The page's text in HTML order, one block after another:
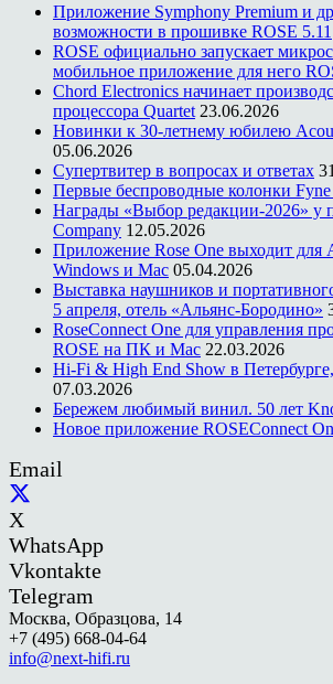
Приложение Symphony Premium и
возможности в прошивке ROSE 5.11
ROSE официально запускает
мобильное приложение для него
Chord Electronics начинает
процессора Quartet 23.06.2026
Новинки к 30-летнему юбилею
05.06.2026
Супертвитер в вопросах и ответах
Первые беспроводные колонки
Награды «Выбор редакции-2026» у
Company 12.05.2026
Приложение Rose One выходит для
Windows и Mac 05.04.2026
Выставка наушников и
5 апреля, отель «Альянс-Бородино»
RoseConnect One для управления
ROSE на ПК и Mac 22.03.2026
Hi-Fi & High End Show в
07.03.2026
Бережем любимый винил. 50 лет
Новое приложение ROSEConnect
Email
X
WhatsApp
Vkontakte
Telegram
Москва, Образцова, 14
+7 (495) 668-04-64
info@next-hifi.ru